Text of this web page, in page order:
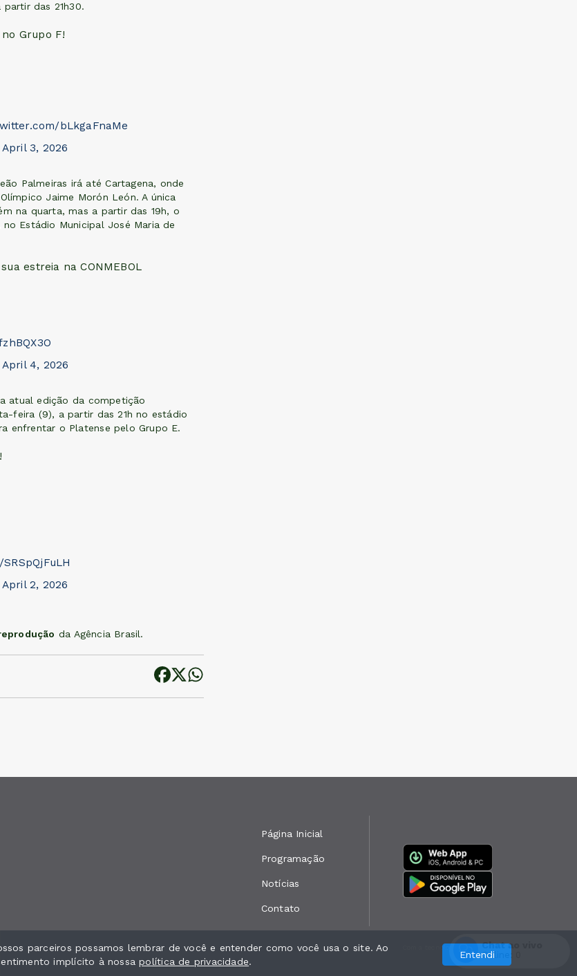
das 21h30.
Grupo F!
bLkgaFnaMe
April 3, 2026
Palmeiras irá até Cartagena, onde
Jaime Morón León. A única
na quarta, mas a partir das 19h, o
Estádio Municipal José Maria de
estreia na CONMEBOL
April 4, 2026
atual edição da competição
feira (9), a partir das 21h no estádio
enfrentar o Platense pelo Grupo E.
April 2, 2026
da Agência Brasil.
Página Inicial
Programação
Notícias
Contato
Com a tecnologia
parceiros possamos lembrar de você e entender como você usa o site. Ao
implícito à nossapolítica de privacidade.
Entendi
Chat ao vivo
Online: